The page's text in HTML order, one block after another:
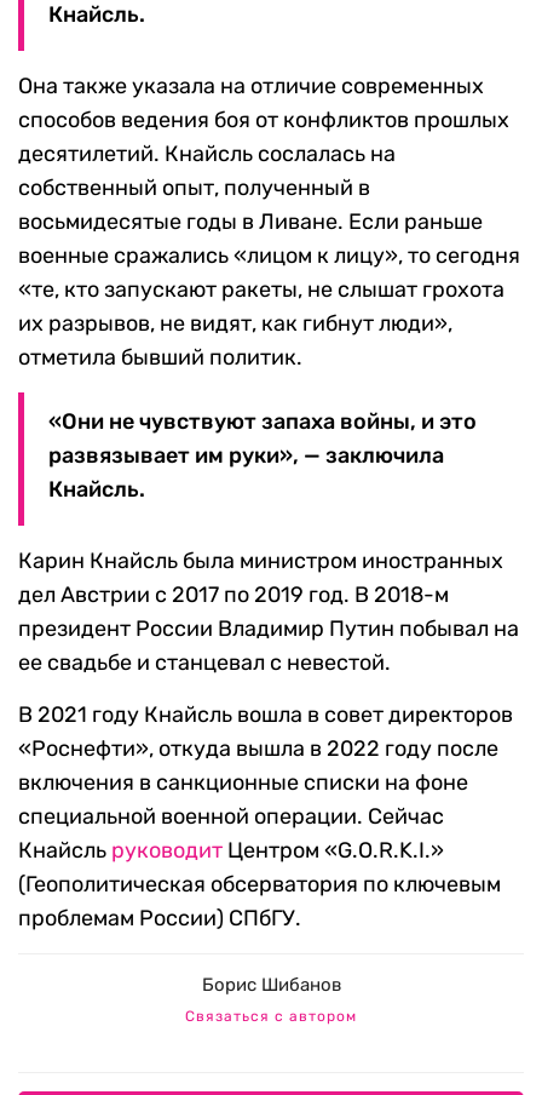
Кнайсль.
Она также указала на отличие современных
способов ведения боя от конфликтов прошлых
десятилетий. Кнайсль сослалась на
собственный опыт, полученный в
восьмидесятые годы в Ливане. Если раньше
военные сражались «лицом к лицу», то сегодня
«те, кто запускают ракеты, не слышат грохота
их разрывов, не видят, как гибнут люди»,
отметила бывший политик.
«Они не чувствуют запаха войны, и это
развязывает им руки», — заключила
Кнайсль.
Карин Кнайсль была министром иностранных
дел Австрии с 2017 по 2019 год. В 2018-м
президент России Владимир Путин побывал на
ее свадьбе и станцевал с невестой.
В 2021 году Кнайсль вошла в совет директоров
«Роснефти», откуда вышла в 2022 году после
включения в санкционные списки на фоне
специальной военной операции. Сейчас
Кнайсль руководит Центром «G.O.R.K.I.»
(Геополитическая обсерватория по ключевым
проблемам России) СПбГУ.
Борис Шибанов
Связаться с автором